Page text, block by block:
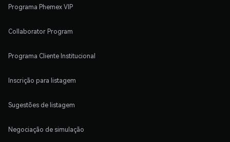
Programa Phemex VIP
Collaborator Program
Programa Cliente Institucional
Inscrição para listagem
Sugestões de listagem
Negociação de simulação